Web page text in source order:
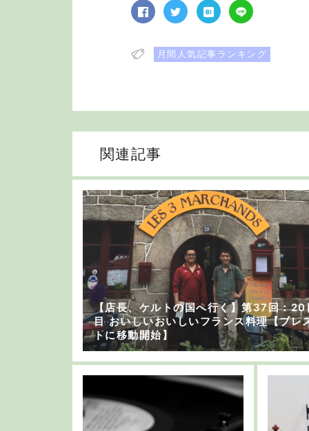
月間人気記事ランキング
関連記事
【店長、ケルトの国へ行く】第37回：20
目 おいしいおいしいフランス料理【ブレ
トに移動開始】